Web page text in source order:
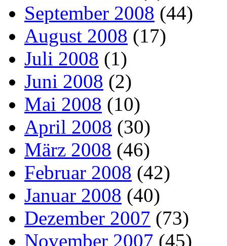
September 2008 (44)
August 2008 (17)
Juli 2008 (1)
Juni 2008 (2)
Mai 2008 (10)
April 2008 (30)
März 2008 (46)
Februar 2008 (42)
Januar 2008 (40)
Dezember 2007 (73)
November 2007 (45)